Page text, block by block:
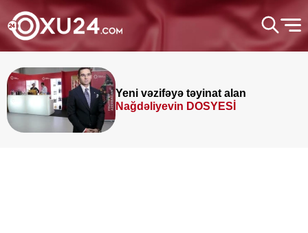
Yeni vəzifəyə təyinat alan
Nağdəliyevin DOSYESİ